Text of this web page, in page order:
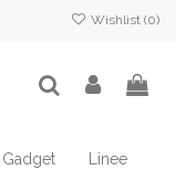
Wishlist (0)
Gadget Linee